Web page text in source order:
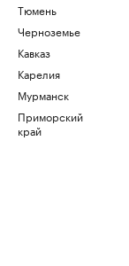
Тюмень
Черноземье
Кавказ
Карелия
Мурманск
Приморский
край